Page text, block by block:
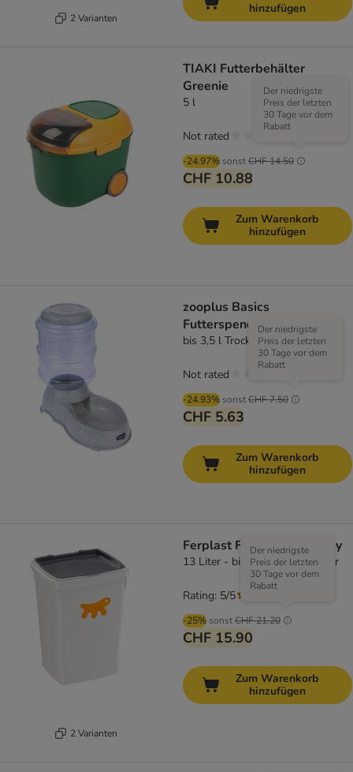
2 Varianten
hinzufügen
TIAKI Futterbehälter
Greenie
5 l
-24.97% sonstCHF 14.50
Der niedrigste
Preis der letzten
30 Tage vor dem
Rabatt
CHF 10.88
Not rated
Zum Warenkorb
hinzufügen
zooplus Basics
Futterspender
bis 3,5 l Trockenfutter
-24.93% sonstCHF 7.50
Der niedrigste
Preis der letzten
30 Tage vor dem
Rabatt
CHF 5.63
Not rated
Zum Warenkorb
hinzufügen
2 Varianten
Ferplast Futtertonne Feedy
13 Liter - bis 5 kg Trockenfutter
-25% sonstCHF 21.20
Der niedrigste
Preis der letzten
30 Tage vor dem
Rabatt
CHF 15.90
Rating: 5/5
Zum Warenkorb
hinzufügen